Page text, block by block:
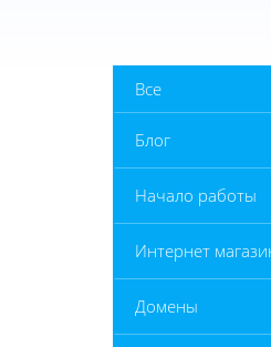
Все
Блог
Начало работы
Интернет
Домены